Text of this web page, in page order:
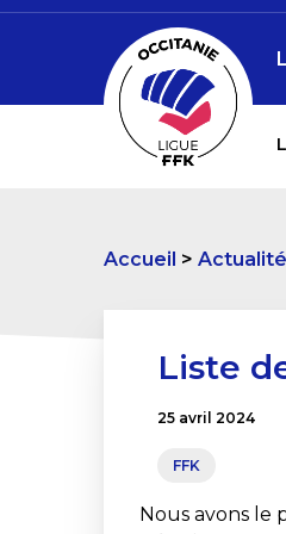
Accueil
Liste
25 avril 2024
FFK
Nous avons le